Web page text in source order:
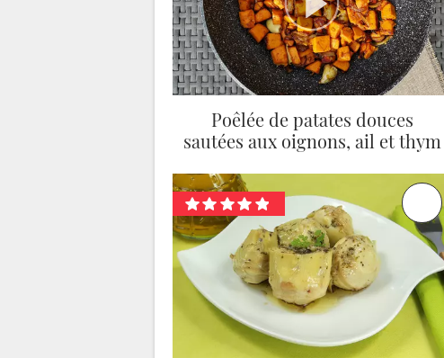
Poêlée de patates douces
sautées aux oignons, ail et thym